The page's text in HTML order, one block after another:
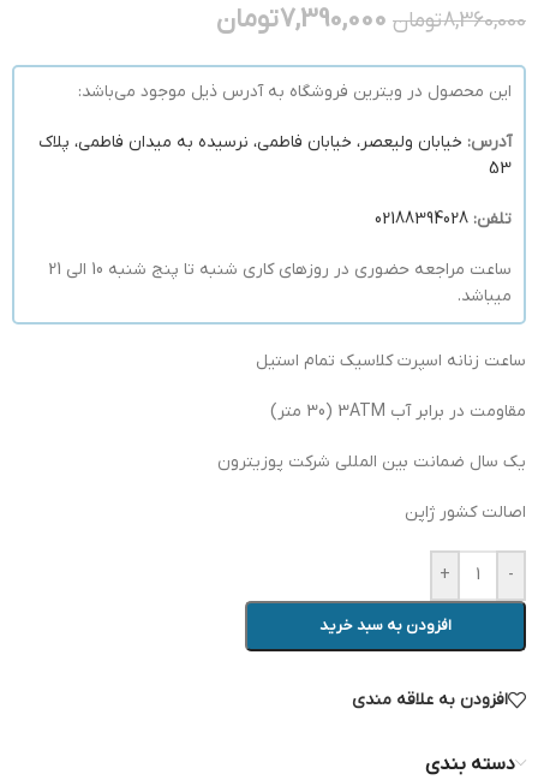
8,360,000تومان 7,390,000تومان
این محصول در ویترین فروشگاه به آدرس ذیل موجود می‌باشد:
آدرس: خیابان ولیعصر، خیابان فاطمی، نرسیده به میدان فاطمی، پلاک
53
تلفن: 02188394028
ساعت مراجعه حضوری در روزهای کاری شنبه تا پنج شنبه 10 الی 21
میباشد.
ساعت زنانه اسپرت کلاسیک تمام استیل
مقاومت در برابر آب 3ATM (30 متر)
یک سال ضمانت بین المللی شرکت پوزیترون
اصالت کشور ژاپن
-
+
افزودن به سبد خرید
افزودن به علاقه مندی
دسته بندی